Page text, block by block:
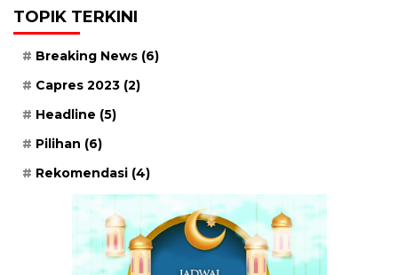
TOPIK TERKINI
Breaking News (6)
Capres 2023 (2)
Headline (5)
Pilihan (6)
Rekomendasi (4)